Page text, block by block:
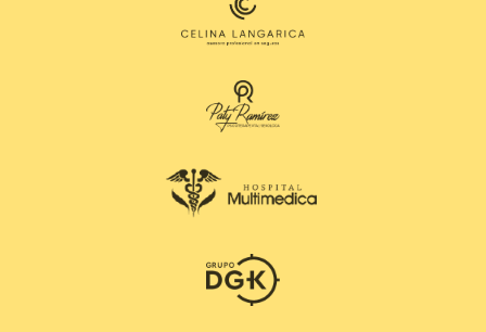
Logo Celina Langarica
Logo Dra. Paty
Logo Grupo DGK